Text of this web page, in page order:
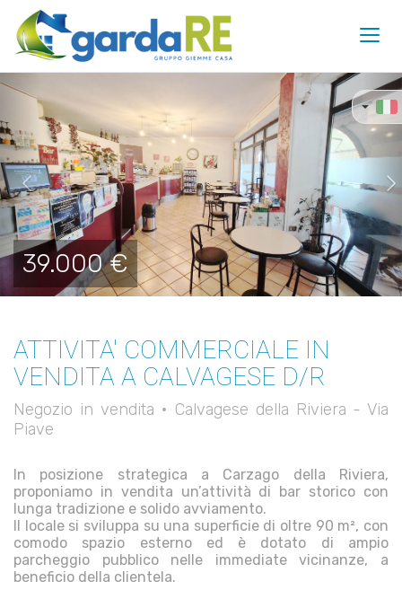
39.000 €
ATTIVITA' COMMERCIALE IN
VENDITA A CALVAGESE D/R
Negozio in vendita • Calvagese della Riviera - Via
Piave
In posizione strategica a Carzago della Riviera,
proponiamo in vendita un’attività di bar storico con
lunga tradizione e solido avviamento.
Il locale si sviluppa su una superficie di oltre 90 m², con
comodo spazio esterno ed è dotato di ampio
parcheggio pubblico nelle immediate vicinanze, a
beneficio della clientela.